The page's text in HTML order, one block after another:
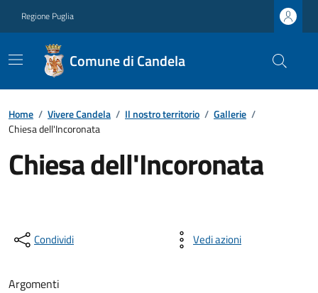
Regione Puglia
Comune di Candela
Home / Vivere Candela / Il nostro territorio / Gallerie /
Chiesa dell'Incoronata
Chiesa dell'Incoronata
Condividi Vedi azioni
Argomenti